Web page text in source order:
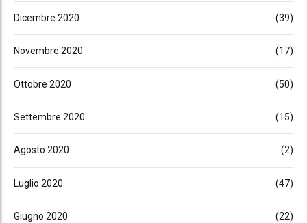
Dicembre 2020 (39)
Novembre 2020 (17)
Ottobre 2020 (50)
Settembre 2020 (15)
Agosto 2020 (2)
Luglio 2020 (47)
Giugno 2020 (22)